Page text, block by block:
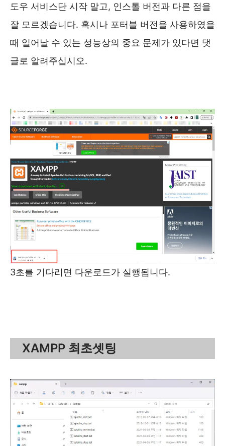
도우 서비스단 시작 말고, 인스톨 버전과 다른 점을
잘 모르겠습니다. 혹시나 포터블 버전을 사용하였을
때 일어날 수 있는 성능상의 중요 문제가 있다면 댓
글로 알려주십시오.
3초를 기다리면 다운로드가 실행됩니다.
XAMPP 최초셋팅